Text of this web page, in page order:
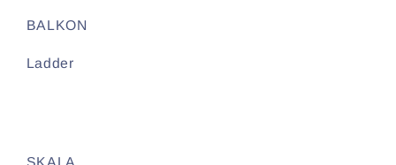
BALKON
Ladder